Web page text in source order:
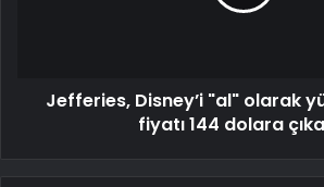
Jefferies, Disney’i "al" olarak
fiyatı 144 dolara